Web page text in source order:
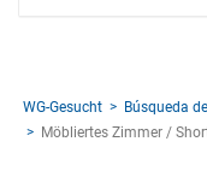
WG-Gesucht
Búsqueda
Möbliertes Zimmer /